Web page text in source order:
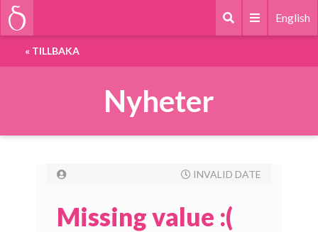
English
« TILLBAKA
Nyheter
INVALID DATE
Missing value :(